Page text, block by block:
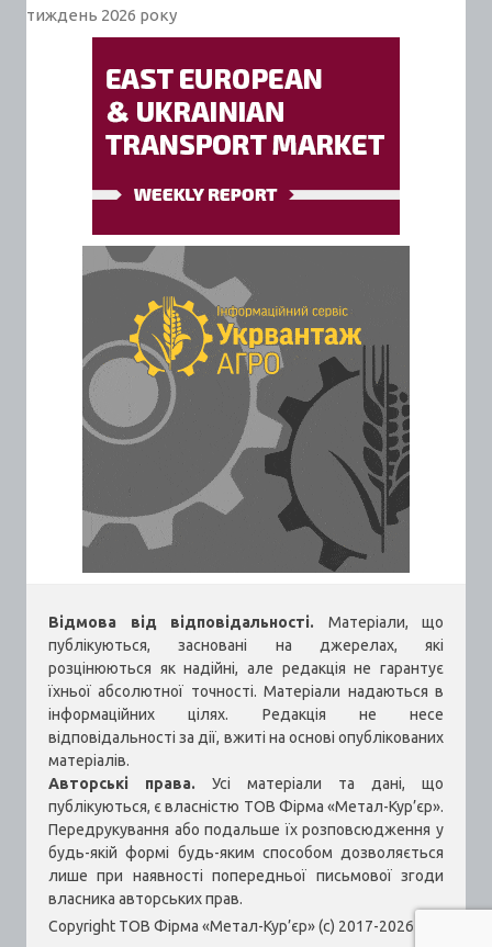
тиждень 2026 року
Відмова від відповідальності. Матеріали, що
публікуються, засновані на джерелах, які
розцінюються як надійні, але редакція не гарантує
їхньої абсолютної точності. Матеріали надаються в
інформаційних цілях. Редакція не несе
відповідальності за дії, вжиті на основі опублікованих
матеріалів.
Авторські права. Усі матеріали та дані, що
публікуються, є власністю ТОВ Фірма «Метал-Кур’єр».
Передрукування або подальше їх розповсюдження у
будь-якій формі будь-яким способом дозволяється
лише при наявності попередньої письмової згоди
власника авторських прав.
Copyright ТОВ Фірма «Метал-Кур’єр» (c) 2017-2026